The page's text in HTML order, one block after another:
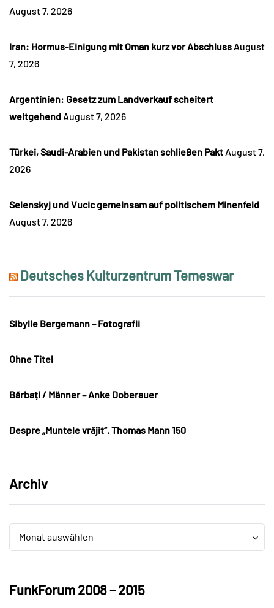
August 7, 2026
Iran: Hormus-Einigung mit Oman kurz vor Abschluss August
7, 2026
Argentinien: Gesetz zum Landverkauf scheitert
weitgehend August 7, 2026
Türkei, Saudi-Arabien und Pakistan schließen Pakt August 7,
2026
Selenskyj und Vucic gemeinsam auf politischem Minenfeld
August 7, 2026
Deutsches Kulturzentrum Temeswar
Sibylle Bergemann – Fotografii
Ohne Titel
Bărbați / Männer – Anke Doberauer
Despre „Muntele vrăjit“. Thomas Mann 150
Archiv
Monat auswählen
Archiv
FunkForum 2008 – 2015